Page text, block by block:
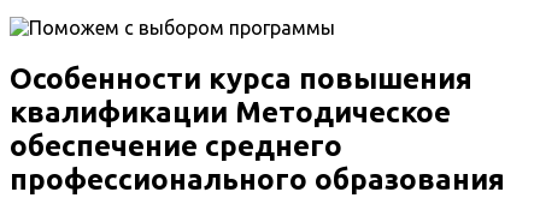
Особенности курса повышения
квалификации Методическое
обеспечение среднего
профессионального образования